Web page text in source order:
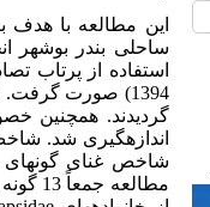
این مطالعه با
استفاده از پرتاب
1394)
صورت گرفت
گردیدند. همچنین
اندازه­گیری شد.
شاخص غنای گونه­ای